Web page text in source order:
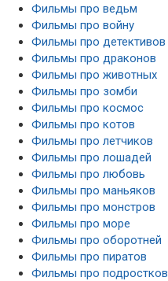
Фильмы про ведьм
Фильмы про войну
Фильмы про детективов
Фильмы про драконов
Фильмы про животных
Фильмы про зомби
Фильмы про космос
Фильмы про котов
Фильмы про летчиков
Фильмы про лошадей
Фильмы про любовь
Фильмы про маньяков
Фильмы про монстров
Фильмы про море
Фильмы про оборотней
Фильмы про пиратов
Фильмы про подростков